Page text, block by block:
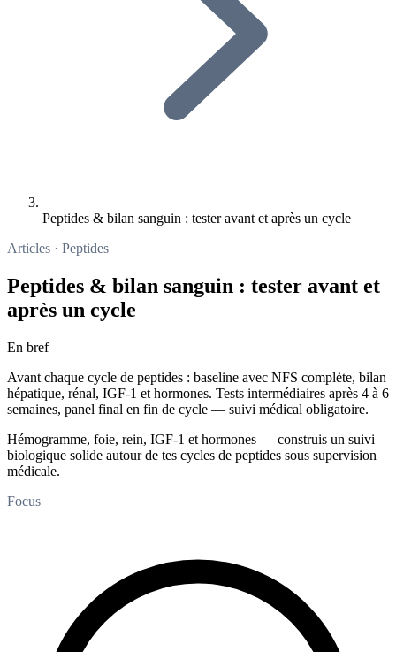
Peptides & bilan sanguin : tester avant et après un cycle
Articles · Peptides
Peptides & bilan sanguin : tester avant et
après un cycle
En bref
Avant chaque cycle de peptides : baseline avec NFS complète, bilan
hépatique, rénal, IGF-1 et hormones. Tests intermédiaires après 4 à 6
semaines, panel final en fin de cycle — suivi médical obligatoire.
Hémogramme, foie, rein, IGF-1 et hormones — construis un suivi
biologique solide autour de tes cycles de peptides sous supervision
médicale.
Focus